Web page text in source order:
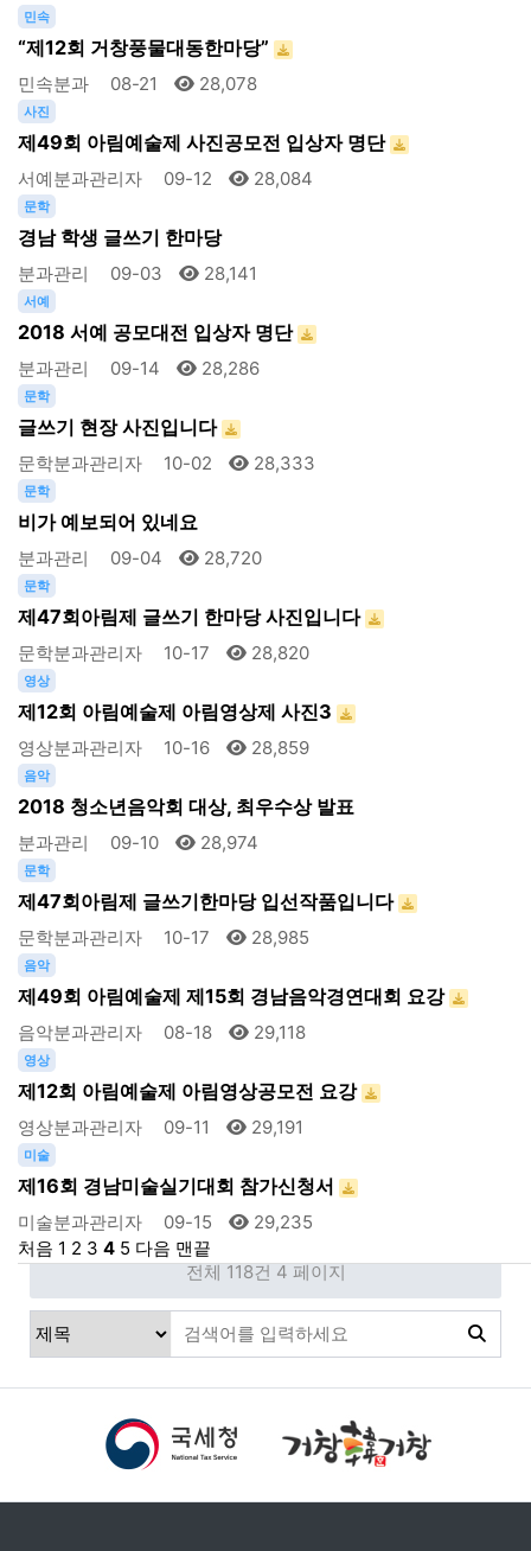
민속
“제12회 거창풍물대동한마당”
민속분과 08-21 28,078
사진
제49회 아림예술제 사진공모전 입상자 명단
서예분과관리자 09-12 28,084
문학
경남 학생 글쓰기 한마당
분과관리 09-03 28,141
서예
2018 서예 공모대전 입상자 명단
분과관리 09-14 28,286
문학
글쓰기 현장 사진입니다
문학분과관리자 10-02 28,333
문학
비가 예보되어 있네요
분과관리 09-04 28,720
문학
제47회아림제 글쓰기 한마당 사진입니다
문학분과관리자 10-17 28,820
영상
제12회 아림예술제 아림영상제 사진3
영상분과관리자 10-16 28,859
음악
2018 청소년음악회 대상, 최우수상 발표
분과관리 09-10 28,974
문학
제47회아림제 글쓰기한마당 입선작품입니다
문학분과관리자 10-17 28,985
음악
제49회 아림예술제 제15회 경남음악경연대회 요강
음악분과관리자 08-18 29,118
영상
제12회 아림예술제 아림영상공모전 요강
영상분과관리자 09-11 29,191
미술
제16회 경남미술실기대회 참가신청서
미술분과관리자 09-15
29,235
처음 1 2 3 4 5 다음 맨끝
전체 118건 4 페이지